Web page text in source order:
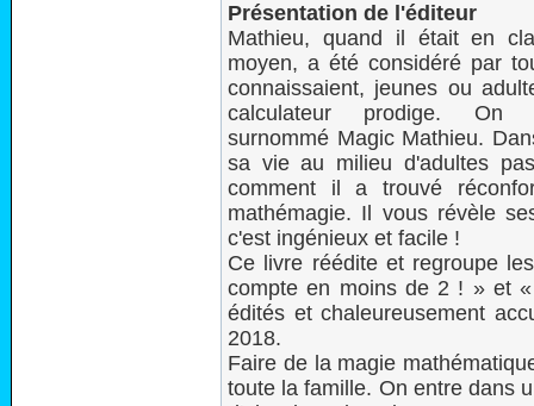
Présentation de l'éditeur
Mathieu, quand il était en
moyen, a été considéré par
connaissaient, jeunes ou
calculateur prodige. On
surnommé Magic Mathieu.
sa vie au milieu d'adultes
comment il a trouvé
mathémagie. Il vous révèle
c'est ingénieux et facile !
Ce livre réédite et regroupe
compte en moins de 2 ! » et
édités et chaleureusement
2018.
Faire de la magie
toute la famille. On entre dans